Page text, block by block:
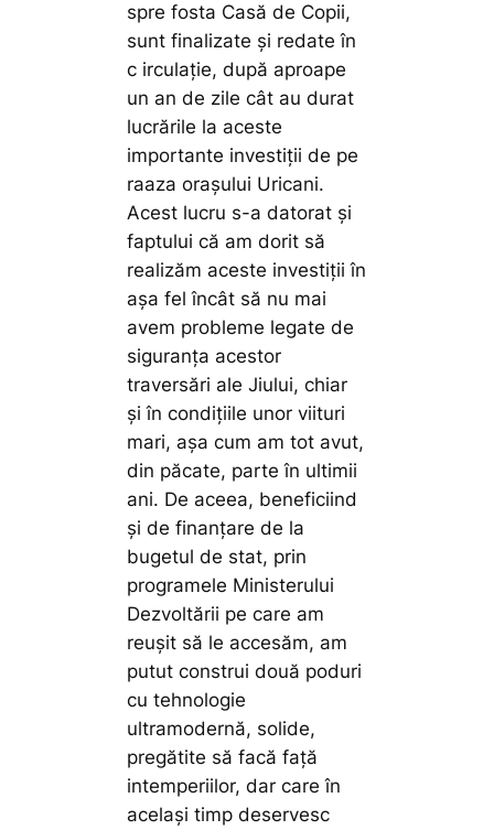
spre fosta Casă de Copii,
sunt finalizate și redate în
c irculație, după aproape
un an de zile cât au durat
lucrările la aceste
importante investiții de pe
raaza orașului Uricani.
Acest lucru s-a datorat și
faptului că am dorit să
realizăm aceste investiții în
așa fel încât să nu mai
avem probleme legate de
siguranța acestor
traversări ale Jiului, chiar
și în condițiile unor viituri
mari, așa cum am tot avut,
din păcate, parte în ultimii
ani. De aceea, beneficiind
și de finanțare de la
bugetul de stat, prin
programele Ministerului
Dezvoltării pe care am
reușit să le accesăm, am
putut construi două poduri
cu tehnologie
ultramodernă, solide,
pregătite să facă față
intemperiilor, dar care în
același timp deservesc